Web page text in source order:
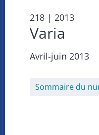
218 | 2013
Varia
Avril-juin 2013
Sommaire du